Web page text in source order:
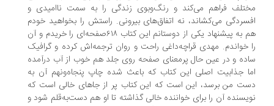
فراهم می‌کند و رنگ‌وبوی زندگی را به سمت ناامیدی و
می‌کشاند، نه اتفاق‌های بیرونی. راستش را بخواهید خودم
هم به پیشنهاد یکی از دوستانم این کتاب ۶۱۸صفحه‌ای را خریدم و آن
خواندم. مهدی قراچه‌داغی راحت و روان ترجمه‌اش کرده و گرافیک
و در عین حال پرمعنای صفحه روی جلد هم خوب از آب درآمده
جذابیت اصلی این کتاب که باعث شده چاپ پنجاه‌ونهم آن به
من برسد، این است که این کتاب پر از جاهای خالی است که
آن را برای خواننده خالی گذاشته تا او هم دست‌به‌قلم شود و